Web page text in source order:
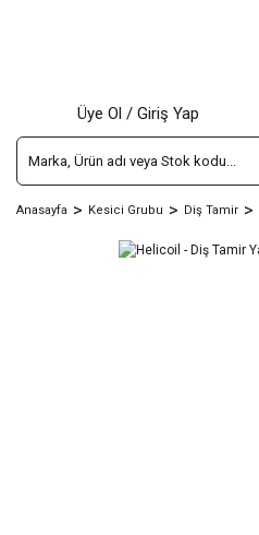
Üye Ol / Giriş Yap
Anasayfa Kesici Grubu Diş Tamir